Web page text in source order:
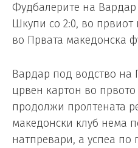
Фудбалерите на
Шкупи со 2:0, во првиот
во Првата македонска
Вардар под водство на
црвен картон во првото
продолжи пролтената
македонски клуб нема
натпревари, а успеа по